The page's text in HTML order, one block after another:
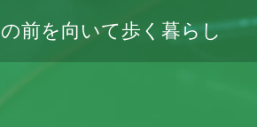
前を向いて歩く暮らし